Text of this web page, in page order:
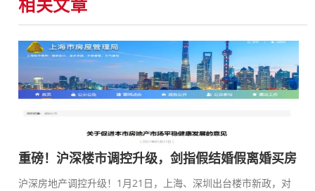
重磅！沪深楼市调控升级，剑指假结婚假离婚买房
沪深房地产调控升级！1月21日，上海、深圳出台楼市新政，对